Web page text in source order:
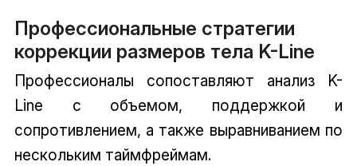
Профессиональные стратегии
коррекции размеров тела K-Line
Профессионалы сопоставляют анализ K-
Line с объемом, поддержкой и
сопротивлением, а также выравниванием по
нескольким таймфреймам.